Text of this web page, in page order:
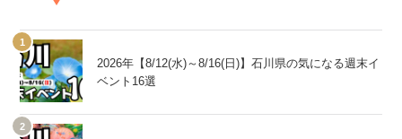
2026年【8/12(水)～8/16(日)】石川県の気になる週末イ
ベント16選